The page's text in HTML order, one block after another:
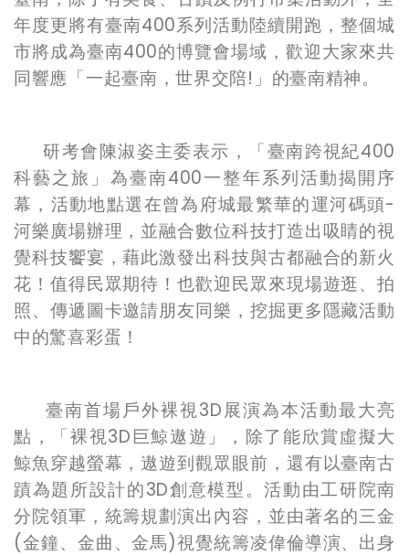
年度更將有臺南400系列活動陸續開跑，整個城
市將成為臺南400的博覽會場域，歡迎大家來共
同響應「一起臺南，世界交陪!」的臺南精神。
研考會陳淑姿主委表示，「臺南跨視紀400
科藝之旅」為臺南400一整年系列活動揭開序
幕，活動地點選在曾為府城最繁華的運河碼頭-
河樂廣場辦理，並融合數位科技打造出吸睛的視
覺科技饗宴，藉此激發出科技與古都融合的新火
花！值得民眾期待！也歡迎民眾來現場遊逛、拍
照、傳遞圖卡邀請朋友同樂，挖掘更多隱藏活動
中的驚喜彩蛋！
臺南首場戶外裸視3D展演為本活動最大亮
點，「裸視3D巨鯨遨遊」，除了能欣賞虛擬大
鯨魚穿越螢幕，遨遊到觀眾眼前，還有以臺南古
蹟為題所設計的3D創意模型。活動由工研院南
分院領軍，統籌規劃演出內容，並由著名的三金
(金鐘、金曲、金馬)視覺統籌凌偉倫導演、出身